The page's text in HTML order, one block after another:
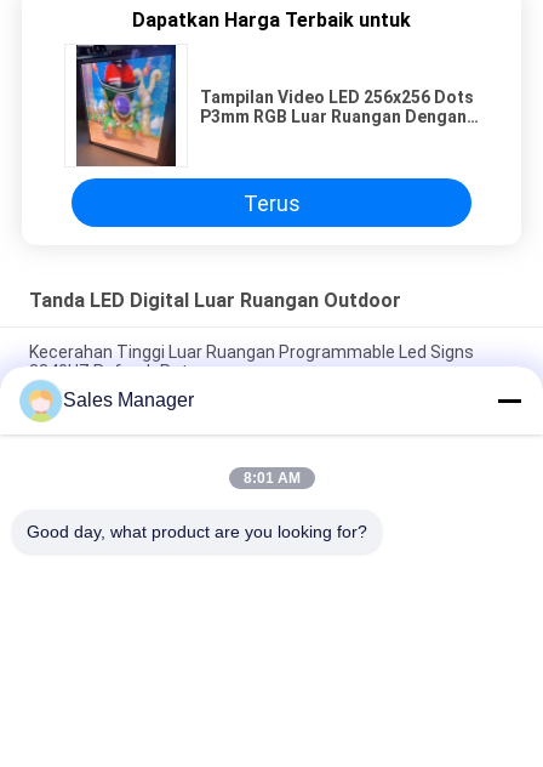
Dapatkan Harga Terbaik untuk
Tampilan Video LED 256x256 Dots
P3mm RGB Luar Ruangan Dengan
Terus
Tanda LED Digital Luar Ruangan Outdoor
Kecerahan Tinggi Luar Ruangan Programmable Led Signs
3840HZ Refresh Rate
Layar Video P6 SMD3535 Tanda LED Digital Luar Ruangan
Dengan Kotak Aluminium
Signage LED P3mm Resolusi Tinggi yang Dapat Diprogram
Sales Manager
8:01 AM
Good day, what product are you looking for?